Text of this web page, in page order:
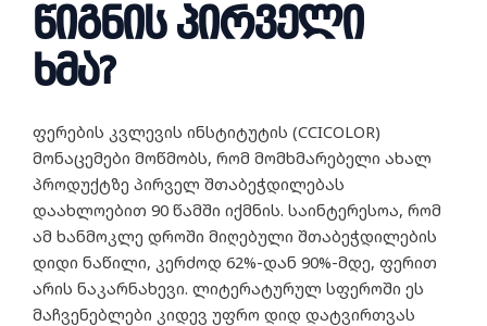
წიგნის პირველი
ხმა?
ფერების კვლევის ინსტიტუტის (CCICOLOR)
მონაცემები მოწმობს, რომ მომხმარებელი ახალ
პროდუქტზე პირველ შთაბეჭდილებას
დაახლოებით 90 წამში იქმნის. საინტერესოა, რომ
ამ ხანმოკლე დროში მიღებული შთაბეჭდილების
დიდი ნაწილი, კერძოდ 62%-დან 90%-მდე, ფერით
არის ნაკარნახევი. ლიტერატურულ სფეროში ეს
მაჩვენებლები კიდევ უფრო დიდ დატვირთვას